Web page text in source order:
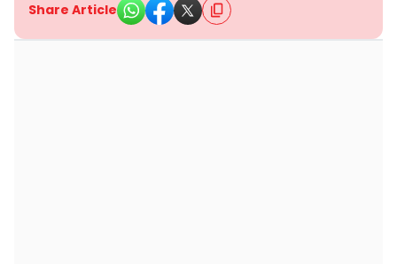
Share Article